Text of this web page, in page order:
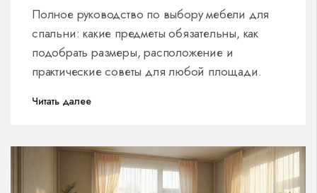
Полное руководство по выбору мебели для
спальни: какие предметы обязательны, как
подобрать размеры, расположение и
практические советы для любой площади.
Читать далее